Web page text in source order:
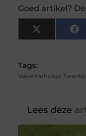
Goed artikel?
X
(Twitter)
Tags:
Vakantiehuisje Twente
Lees deze